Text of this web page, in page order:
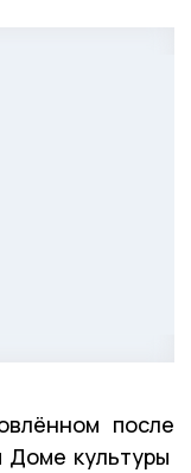
после
Доме культуры